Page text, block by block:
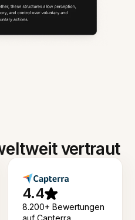
vertraut
4.4
8.200+ Bewertungen